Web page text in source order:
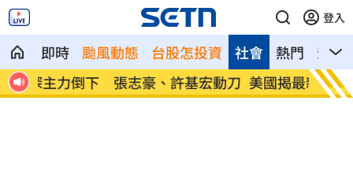
登入
即時 颱風動態 台股怎投資 熱門 影音
社會
刀 美國揭最新UFO檔案 巨型三角飛行物曝
光
漢光
力